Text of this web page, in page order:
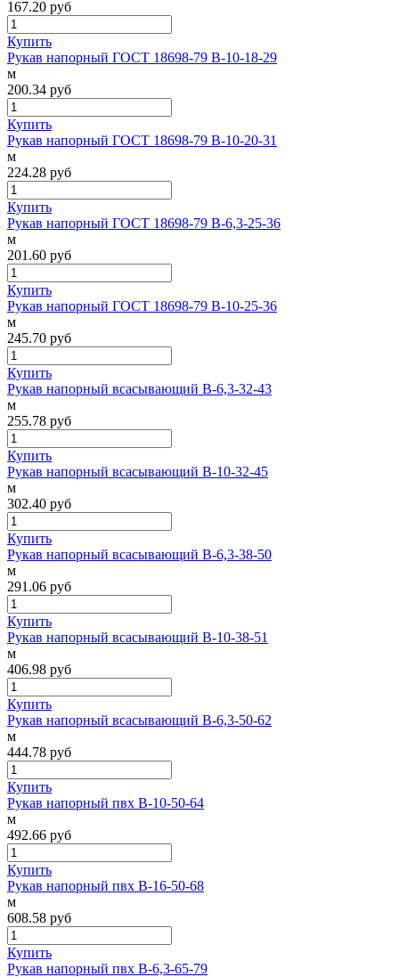
167.20 руб
Купить
Рукав напорный ГОСТ 18698-79 В-10-18-29
м
200.34 руб
Купить
Рукав напорный ГОСТ 18698-79 В-10-20-31
м
224.28 руб
Купить
Рукав напорный ГОСТ 18698-79 В-6,3-25-36
м
201.60 руб
Купить
Рукав напорный ГОСТ 18698-79 В-10-25-36
м
245.70 руб
Купить
Рукав напорный всасывающий В-6,3-32-43
м
255.78 руб
Купить
Рукав напорный всасывающий В-10-32-45
м
302.40 руб
Купить
Рукав напорный всасывающий В-6,3-38-50
м
291.06 руб
Купить
Рукав напорный всасывающий В-10-38-51
м
406.98 руб
Купить
Рукав напорный всасывающий В-6,3-50-62
м
444.78 руб
Купить
Рукав напорный пвх В-10-50-64
м
492.66 руб
Купить
Рукав напорный пвх В-16-50-68
м
608.58 руб
Купить
Рукав напорный пвх В-6,3-65-79